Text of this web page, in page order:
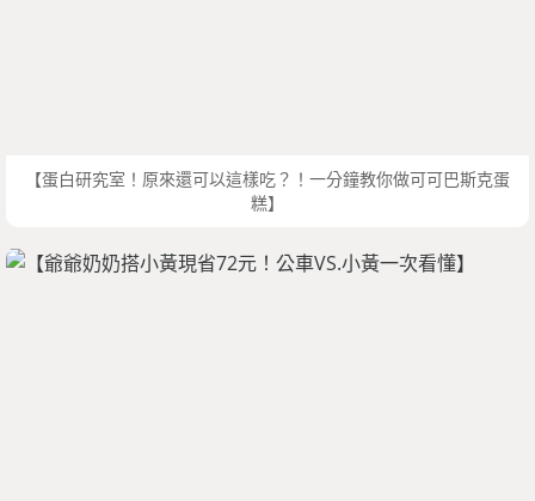
【蛋白研究室！原來還可以這樣吃？！一分鐘教你做可可巴斯克蛋
糕】